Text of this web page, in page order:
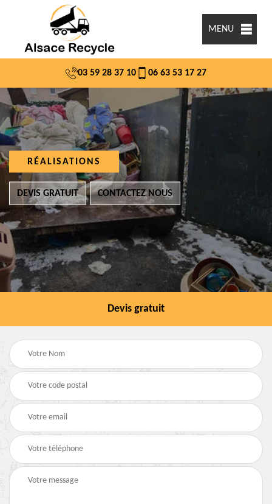
MENU
03 59 28 37 10 06 63 53 17 27
RÉALISATIONS
DEVIS GRATUIT CONTACTEZ NOUS
Devis gratuit